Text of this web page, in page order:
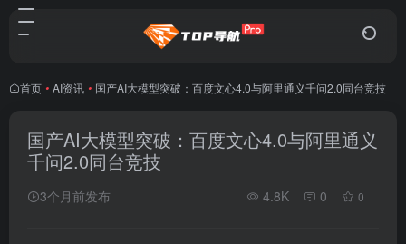
首页 • AI资讯 • 国产AI大模型突破：百度文心4.0与阿里通义千问2.0同台竞技
国产AI大模型突破：百度文心4.0与阿里通义
千问2.0同台竞技
3个月前发布 4.8K 0 0